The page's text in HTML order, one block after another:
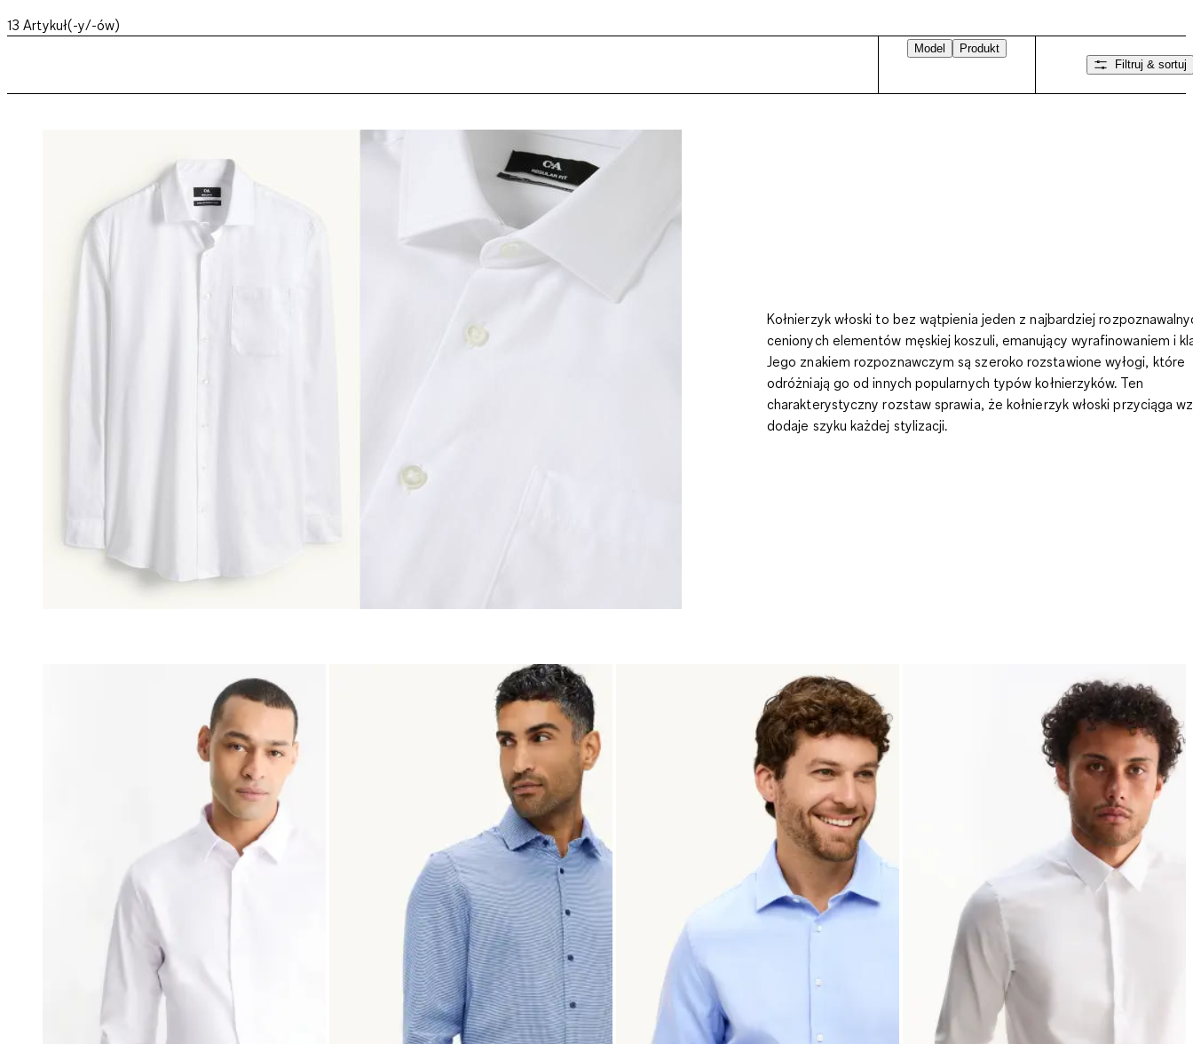
13 Artykuł(-y/-ów)
Model
Produkt
Filtruj & sortuj
Kołnierzyk włoski to bez wątpienia jeden z najbardziej
cenionych elementów męskiej koszuli, emanujący wyrafinowaniem i
Jego znakiem rozpoznawczym są szeroko rozstawione wyłogi, które
odróżniają go od innych popularnych typów kołnierzyków. Ten
charakterystyczny rozstaw sprawia, że kołnierzyk włoski przyciąga
dodaje szyku każdej stylizacji.